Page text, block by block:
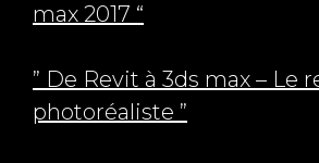
max 2017 “
” De Revit à 3ds max – Le
photoréaliste ”